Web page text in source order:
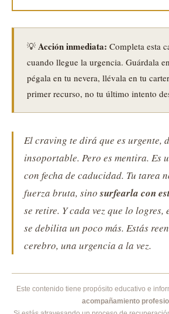
💡 Acción inmediata: Completa esta
cuando llegue la urgencia. Guárdala
pégala en tu nevera, llévala en tu
primer recurso, no tu último intento
El craving te dirá que es urgente,
insoportable. Pero es mentira. Es
con fecha de caducidad. Tu tarea
fuerza bruta, sinosurfearla con
se retire. Y cada vez que lo
se debilita un poco más. Estás
cerebro, una urgencia a la vez.
Este contenido tiene propósito educativo e
acompañamiento